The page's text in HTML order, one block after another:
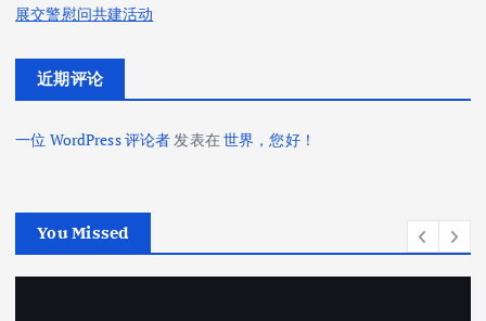
展交警慰问共建活动
近期评论
一位 WordPress 评论者发表在世界，您好！
You Missed